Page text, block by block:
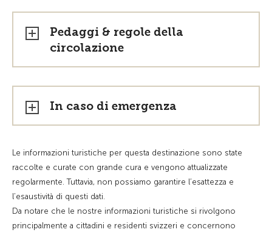
Pedaggi & regole della
circolazione
In caso di emergenza
Le informazioni turistiche per questa destinazione sono state
raccolte e curate con grande cura e vengono attualizzate
regolarmente. Tuttavia, non possiamo garantire l’esattezza e
l’esaustività di questi dati.
Da notare che le nostre informazioni turistiche si rivolgono
principalmente a cittadini e residenti svizzeri e concernono